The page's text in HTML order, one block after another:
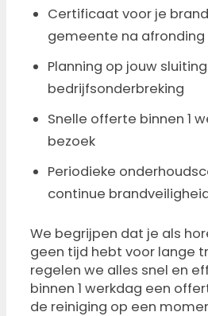
Certificaat voor je
gemeente na afronding
Planning op jouw
bedrijfsonderbreking
Snelle offerte binnen 1
bezoek
Periodieke
continue
We begrijpen dat je als
geen tijd hebt voor lange
regelen we alles snel en
binnen 1 werkdag een
de reiniging op een